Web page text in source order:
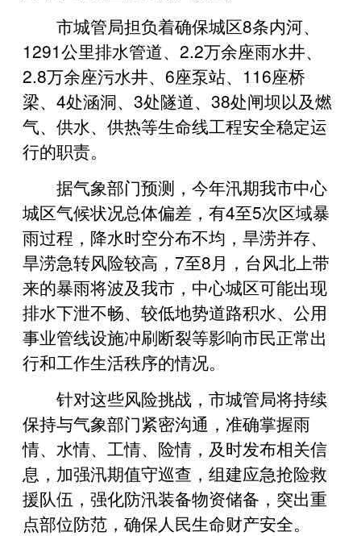
市城管局担负着确保城区8条内河、
1291公里排水管道、2.2万余座雨水井、
2.8万余座污水井、6座泵站、116座桥
梁、4处涵洞、3处隧道、38处闸坝以及燃
气、供水、供热等生命线工程安全稳定运
行的职责。
据气象部门预测，今年汛期我市中心
城区气候状况总体偏差，有4至5次区域暴
雨过程，降水时空分布不均，旱涝并存、
旱涝急转风险较高，7至8月，台风北上带
来的暴雨将波及我市，中心城区可能出现
排水下泄不畅、较低地势道路积水、公用
事业管线设施冲刷断裂等影响市民正常出
行和工作生活秩序的情况。
针对这些风险挑战，市城管局将持续
保持与气象部门紧密沟通，准确掌握雨
情、水情、工情、险情，及时发布相关信
息，加强汛期值守巡查，组建应急抢险救
援队伍，强化防汛装备物资储备，突出重
点部位防范，确保人民生命财产安全。